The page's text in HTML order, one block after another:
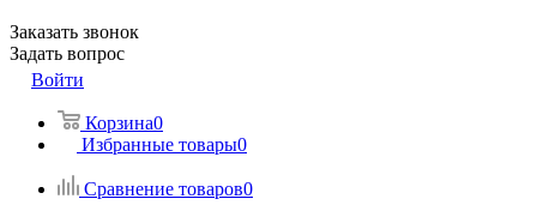
Заказать звонок
Задать вопрос
Войти
Корзина0
Избранные товары0
Сравнение товаров0